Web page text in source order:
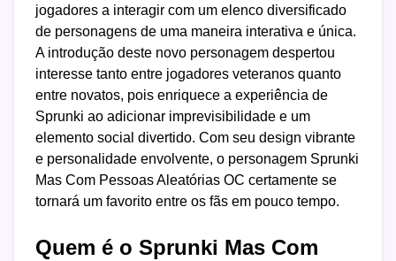
jogadores a interagir com um elenco diversificado
de personagens de uma maneira interativa e única.
A introdução deste novo personagem despertou
interesse tanto entre jogadores veteranos quanto
entre novatos, pois enriquece a experiência de
Sprunki ao adicionar imprevisibilidade e um
elemento social divertido. Com seu design vibrante
e personalidade envolvente, o personagem Sprunki
Mas Com Pessoas Aleatórias OC certamente se
tornará um favorito entre os fãs em pouco tempo.
Quem é o Sprunki Mas Com